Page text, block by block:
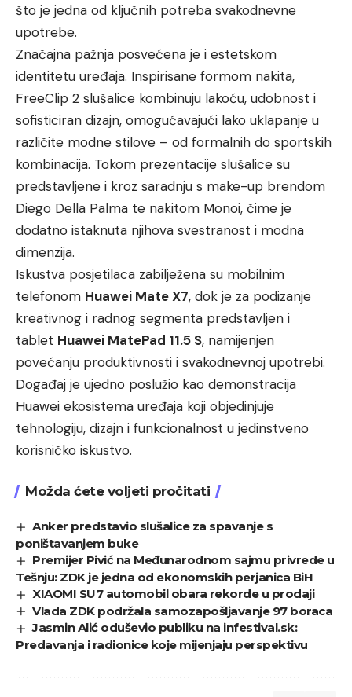
što je jedna od ključnih potreba svakodnevne
upotrebe.
Značajna pažnja posvećena je i estetskom
identitetu uređaja. Inspirisane formom nakita,
FreeClip 2 slušalice kombinuju lakoću, udobnost i
sofisticiran dizajn, omogućavajući lako uklapanje u
različite modne stilove – od formalnih do sportskih
kombinacija. Tokom prezentacije slušalice su
predstavljene i kroz saradnju s make-up brendom
Diego Della Palma te nakitom Monoi, čime je
dodatno istaknuta njihova svestranost i modna
dimenzija.
Iskustva posjetilaca zabilježena su mobilnim
telefonom Huawei Mate X7, dok je za podizanje
kreativnog i radnog segmenta predstavljen i
tablet Huawei MatePad 11.5 S, namijenjen
povećanju produktivnosti i svakodnevnoj upotrebi.
Događaj je ujedno poslužio kao demonstracija
Huawei ekosistema uređaja koji objedinjuje
tehnologiju, dizajn i funkcionalnost u jedinstveno
korisničko iskustvo.
Možda ćete voljeti pročitati
Anker predstavio slušalice za spavanje s
poništavanjem buke
Premijer Pivić na Međunarodnom sajmu privrede u
Tešnju: ZDK je jedna od ekonomskih perjanica BiH
XIAOMI SU7 automobil obara rekorde u prodaji
Vlada ZDK podržala samozapošljavanje 97 boraca
Jasmin Alić oduševio publiku na infestival.sk:
Predavanja i radionice koje mijenjaju perspektivu